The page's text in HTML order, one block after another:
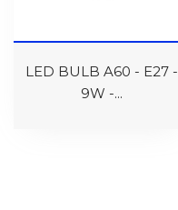
LED BULB A60 - E27 -
9W -...